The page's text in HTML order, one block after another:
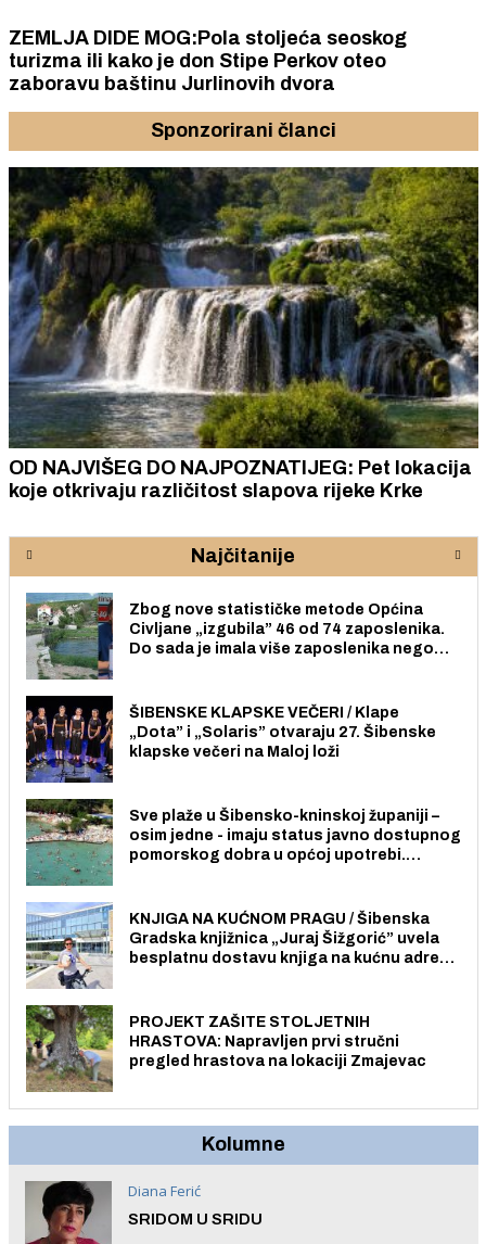
ZEMLJA DIDE MOG:Pola stoljeća seoskog
turizma ili kako je don Stipe Perkov oteo
zaboravu baštinu Jurlinovih dvora
Sponzorirani članci
OD NAJVIŠEG DO NAJPOZNATIJEG: Pet lokacija
koje otkrivaju različitost slapova rijeke Krke
Najčitanije
Zbog nove statističke metode Općina
Civljane „izgubila” 46 od 74 zaposlenika.
Do sada je imala više zaposlenika nego
ŠIBENSKE KLAPSKE VEČERI / Klape
„Dota” i „Solaris” otvaraju 27. Šibenske
klapske večeri na Maloj loži
Sve plaže u Šibensko-kninskoj županiji –
osim jedne - imaju status javno dostupnog
pomorskog dobra u općoj upotrebi.
KNJIGA NA KUĆNOM PRAGU / Šibenska
Gradska knjižnica „Juraj Šižgorić” uvela
besplatnu dostavu knjiga na kućnu adresu
PROJEKT ZAŠITE STOLJETNIH
HRASTOVA: Napravljen prvi stručni
pregled hrastova na lokaciji Zmajevac
Kolumne
Diana Ferić
SRIDOM U SRIDU